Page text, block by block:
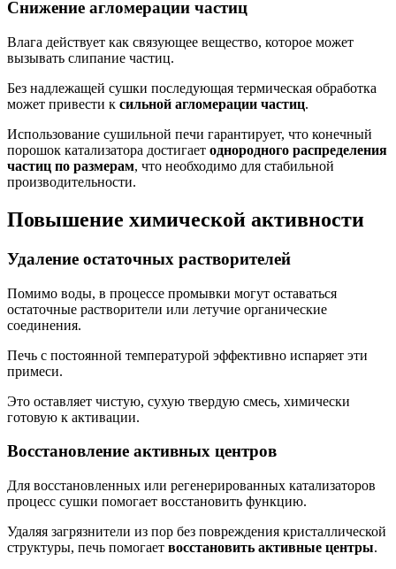
Снижение агломерации частиц
Влага действует как связующее вещество, которое может
вызывать слипание частиц.
Без надлежащей сушки последующая термическая обработка
может привести к сильной агломерации частиц.
Использование сушильной печи гарантирует, что конечный
порошок катализатора достигает однородного распределения
частиц по размерам, что необходимо для стабильной
производительности.
Повышение химической активности
Удаление остаточных растворителей
Помимо воды, в процессе промывки могут оставаться
остаточные растворители или летучие органические
соединения.
Печь с постоянной температурой эффективно испаряет эти
примеси.
Это оставляет чистую, сухую твердую смесь, химически
готовую к активации.
Восстановление активных центров
Для восстановленных или регенерированных катализаторов
процесс сушки помогает восстановить функцию.
Удаляя загрязнители из пор без повреждения кристаллической
структуры, печь помогает восстановить активные центры.